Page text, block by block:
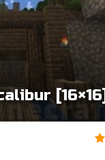
[16×16]